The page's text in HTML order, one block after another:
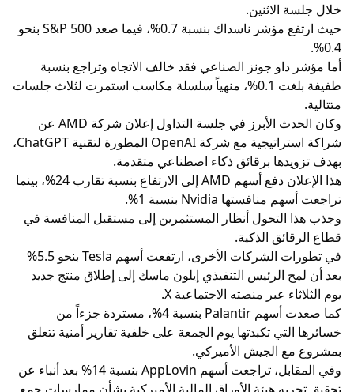
خلال جلسة الاثنين.
حيث ارتفع مؤشر ناسداك بنسبة 0.7%، فيما صعد S&P 500 بنحو
0.4%.
أما مؤشر داو جونز الصناعي فقد خالف الاتجاه وتراجع بنسبة
طفيفة بلغت 0.1%، منهياً سلسلة مكاسب استمرت لثلاث جلسات
متتالية.
وكان الحدث الأبرز في جلسة التداول إعلان شركة AMD عن
شراكة استراتيجية مع شركة OpenAI المطورة لتقنية ChatGPT،
بهدف تزويدها برقائق ذكاء اصطناعي متقدمة.
هذا الإعلان دفع أسهم AMD إلى الارتفاع بنسبة تقارب 24%، بينما
تراجعت أسهم منافستها Nvidia بنسبة 1%.
وجذب هذا التحول أنظار المستثمرين إلى مستقبل المنافسة في
قطاع الرقائق الذكية.
في تطورات الشركات الأخرى، ارتفعت أسهم Tesla بنحو 5.5%
بعد أن لمح الرئيس التنفيذي إيلون ماسك إلى إطلاق منتج جديد
يوم الثلاثاء عبر منصته الاجتماعية X.
كما صعدت أسهم Palantir بنسبة 4%، مستردة جزءاً من
خسائرها التي تكبدتها يوم الجمعة على خلفية تقارير أمنية تتعلق
بمشروع مع الجيش الأميركي.
وفي المقابل، تراجعت أسهم AppLovin بنسبة 14% بعد أنباء عن